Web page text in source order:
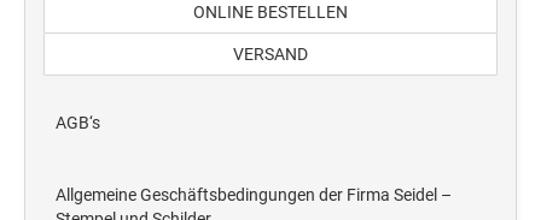
MEHRFARBIGE DATUMSTEMPEL
PROFESSIONAL LINE
Holzstempel Eckig
WORTBANDDREHSTEMPEL
JUSTRITE ZIFFERNSTEMPEL
PROFESSIONAL LINE DATUMSTEMPEL
JUSTRITE DATUMSTEMPEL
Trodat Office Professional 4.0 DEUTSCH
Zubehör
Ersatzkissen Trodat Printy
Schlagstempel
ONLINE BESTELLEN
VERSAND
AGB‘s
Allgemeine Geschäftsbedingungen der Firma Seidel –